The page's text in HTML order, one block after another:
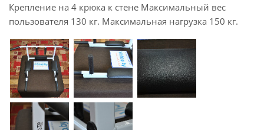
Крепление на 4 крюка к стене Максимальный вес
пользователя 130 кг. Максимальная нагрузка 150 кг.